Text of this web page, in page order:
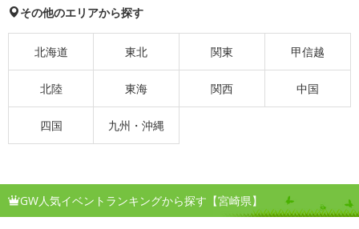
その他のエリアから探す
北海道 東北 関東 甲信越
北陸 東海 関西 中国
四国 九州・沖縄
GW人気イベントランキングから探す【宮崎県】